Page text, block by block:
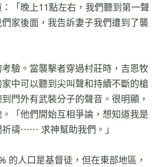
「晚上11點左右，我們聽到第一聲
家後面，我告訴妻子我們遭到了襲
驗。當襲擊者穿過村莊時，吉恩牧
中可以聽到尖叫聲和持續不斷的槍
門外有武裝分子的聲音。很明顯，
「他們開始互相爭論，想知道我是
禱⋯⋯ 求神幫助我們。」
的人口是基督徒，但在東部地區，